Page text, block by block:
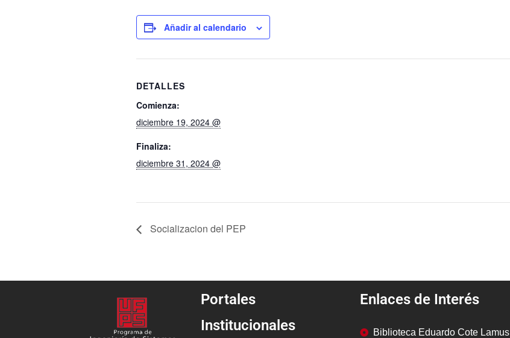
Añadir al calendario
DETALLES
Comienza:
diciembre 19, 2024 @
Finaliza:
diciembre 31, 2024 @
Socializacion del PEP
Portales
Institucionales
Enlaces de Interés
Biblioteca Eduardo Cote Lamus